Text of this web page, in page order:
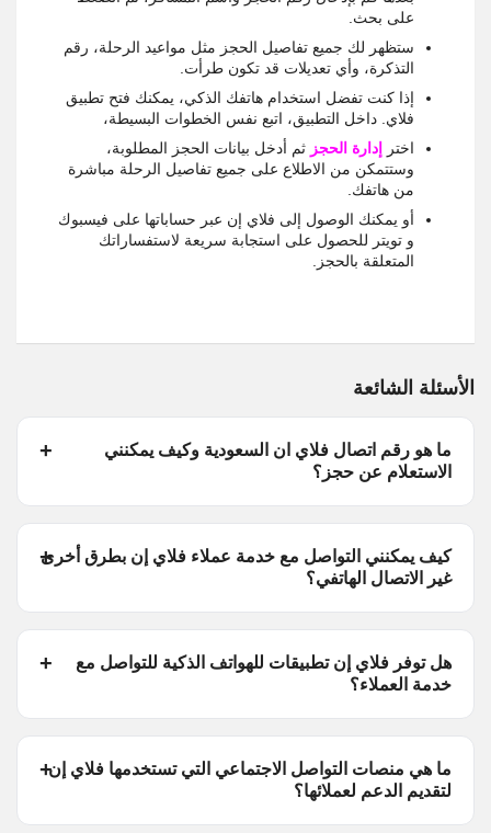
على بحث.
ستظهر لك جميع تفاصيل الحجز مثل مواعيد الرحلة، رقم
التذكرة، وأي تعديلات قد تكون طرأت.
إذا كنت تفضل استخدام هاتفك الذكي، يمكنك فتح تطبيق
فلاي. داخل التطبيق، اتبع نفس الخطوات البسيطة،
اختر
إدارة الحجز ثم أدخل بيانات الحجز المطلوبة،
وستتمكن من الاطلاع على جميع تفاصيل الرحلة مباشرة
من هاتفك.
أو يمكنك الوصول إلى فلاي إن عبر حساباتها على فيسبوك
و تويتر للحصول على استجابة سريعة لاستفساراتك
المتعلقة بالحجز.
الأسئلة الشائعة
ما هو رقم اتصال فلاي ان السعودية وكيف يمكنني
الاستعلام عن حجز؟
كيف يمكنني التواصل مع خدمة عملاء فلاي إن بطرق أخرى
غير الاتصال الهاتفي؟
هل توفر فلاي إن تطبيقات للهواتف الذكية للتواصل مع
خدمة العملاء؟
ما هي منصات التواصل الاجتماعي التي تستخدمها فلاي إن
لتقديم الدعم لعملائها؟